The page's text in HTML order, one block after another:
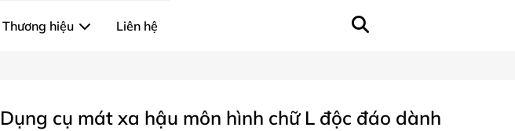
Thương hiệu Liên hệ
Dụng cụ mát xa hậu môn hình chữ L độc đáo dành